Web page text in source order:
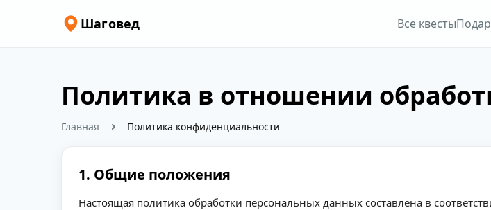
Шаговед Все квесты
Политика в отношении
Главная Политика конфиденциальности
1. Общие положения
Настоящая политика обработки персональных данных составлена в